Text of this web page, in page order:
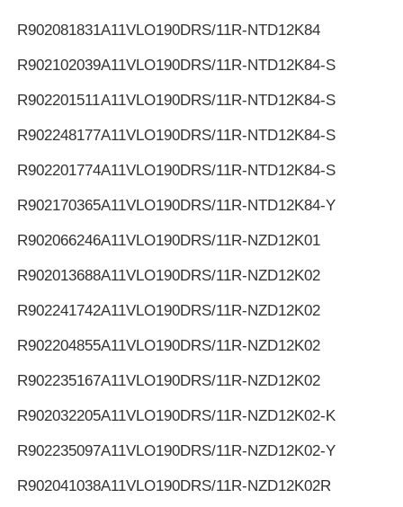
R902081831A11VLO190DRS/11R-NTD12K84
R902102039A11VLO190DRS/11R-NTD12K84-S
R902201511A11VLO190DRS/11R-NTD12K84-S
R902248177A11VLO190DRS/11R-NTD12K84-S
R902201774A11VLO190DRS/11R-NTD12K84-S
R902170365A11VLO190DRS/11R-NTD12K84-Y
R902066246A11VLO190DRS/11R-NZD12K01
R902013688A11VLO190DRS/11R-NZD12K02
R902241742A11VLO190DRS/11R-NZD12K02
R902204855A11VLO190DRS/11R-NZD12K02
R902235167A11VLO190DRS/11R-NZD12K02
R902032205A11VLO190DRS/11R-NZD12K02-K
R902235097A11VLO190DRS/11R-NZD12K02-Y
R902041038A11VLO190DRS/11R-NZD12K02R